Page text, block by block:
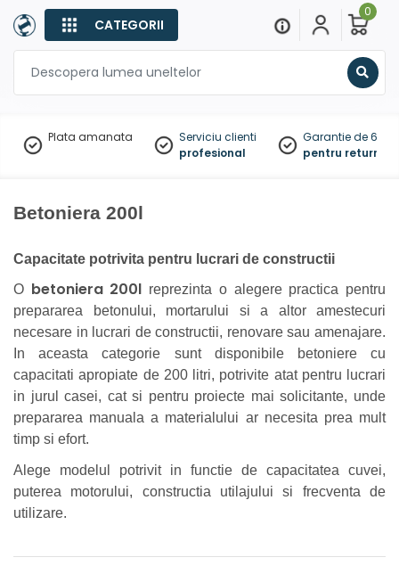
CATEGORII
0
Plata amanata
Serviciu clienti
profesional
Garantie de 60
pentru
Betoniera 200l
Capacitate potrivita pentru lucrari de constructii
O betoniera 200l reprezinta o alegere practica pentru
prepararea betonului, mortarului si a altor amestecuri
necesare in lucrari de constructii, renovare sau amenajare.
In aceasta categorie sunt disponibile betoniere cu
capacitati apropiate de 200 litri, potrivite atat pentru lucrari
in jurul casei, cat si pentru proiecte mai solicitante, unde
prepararea manuala a materialului ar necesita prea mult
timp si efort.
Alege modelul potrivit in functie de capacitatea cuvei,
puterea motorului, constructia utilajului si frecventa de
utilizare.